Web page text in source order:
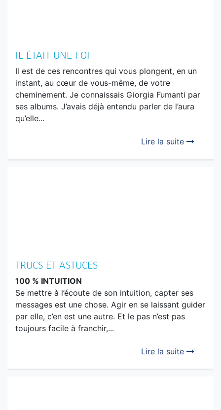
IL ÉTAIT UNE FOI
Il est de ces rencontres qui vous plongent, en un
instant, au cœur de vous-même, de votre
cheminement. Je connaissais Giorgia Fumanti par
ses albums. J’avais déjà entendu parler de l’aura
qu’elle...
Lire la suite
TRUCS ET ASTUCES
100 % INTUITION
Se mettre à l’écoute de son intuition, capter ses
messages est une chose. Agir en se laissant guider
par elle, c’en est une autre. Et le pas n’est pas
toujours facile à franchir,...
Lire la suite